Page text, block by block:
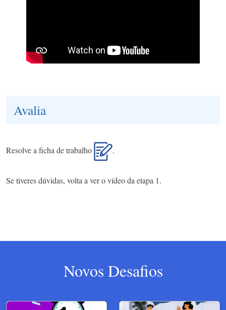
Avalia
Resolve a ficha de trabalho .
Se tiveres dúvidas, volta a ver o vídeo da etapa 1.
Novos Desafios